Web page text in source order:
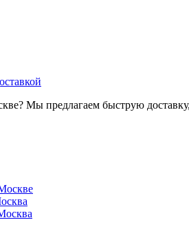
Мы предлагаем быструю